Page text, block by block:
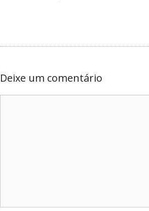
Deixe um comentário